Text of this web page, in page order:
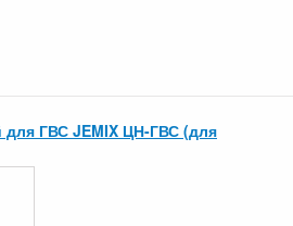
ГВС JEMIX ЦН-ГВС (для